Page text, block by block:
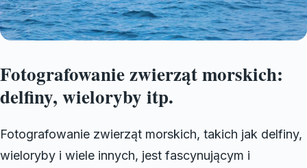
Fotografowanie zwierząt morskich:
delfiny, wieloryby itp.
Fotografowanie zwierząt morskich, takich jak delfiny,
wieloryby i wiele innych, jest fascynującym i